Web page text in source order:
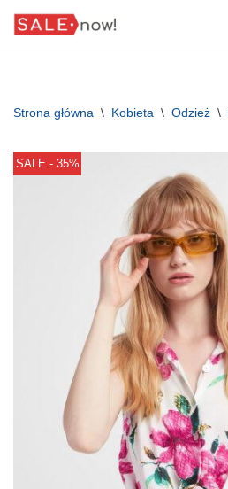
Strona główna \ Kobieta \ Odzież \
SALE - 35%